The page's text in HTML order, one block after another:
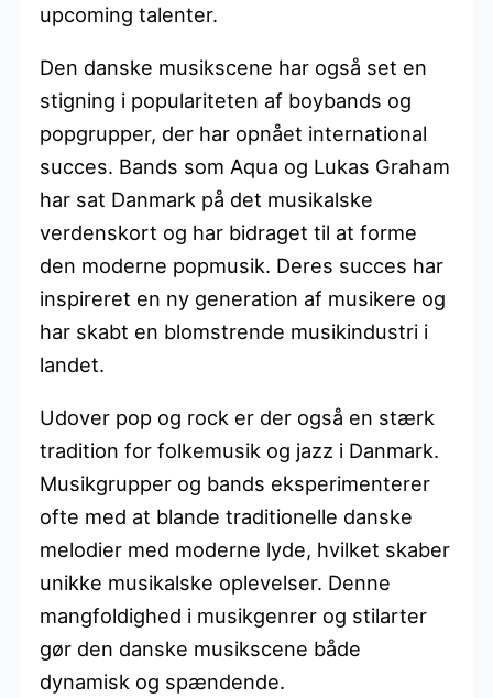
upcoming talenter.
Den danske musikscene har også set en
stigning i populariteten af boybands og
popgrupper, der har opnået international
succes. Bands som Aqua og Lukas Graham
har sat Danmark på det musikalske
verdenskort og har bidraget til at forme
den moderne popmusik. Deres succes har
inspireret en ny generation af musikere og
har skabt en blomstrende musikindustri i
landet.
Udover pop og rock er der også en stærk
tradition for folkemusik og jazz i Danmark.
Musikgrupper og bands eksperimenterer
ofte med at blande traditionelle danske
melodier med moderne lyde, hvilket skaber
unikke musikalske oplevelser. Denne
mangfoldighed i musikgenrer og stilarter
gør den danske musikscene både
dynamisk og spændende.